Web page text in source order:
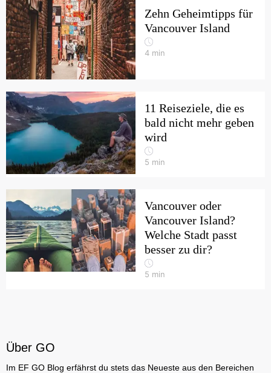
Zehn Geheimtipps für
Vancouver Island
4 min
11 Reiseziele, die es
bald nicht mehr geben
wird
5 min
Vancouver oder
Vancouver Island?
Welche Stadt passt
besser zu dir?
5 min
Über GO
Im EF GO Blog erfährst du stets das Neueste aus den Bereichen